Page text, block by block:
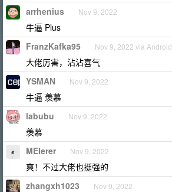
arrhenius Nov 9, 2022
牛逼 Plus
FranzKafka95 Nov 9, 2022 via Android
大佬厉害，沾沾喜气
YSMAN Nov 9, 2022
牛逼 羡慕
labubu Nov 9, 2022
羡慕
MEIerer Nov 9, 2022
爽！不过大佬也挺强的
zhangxh1023 Nov 9, 2022